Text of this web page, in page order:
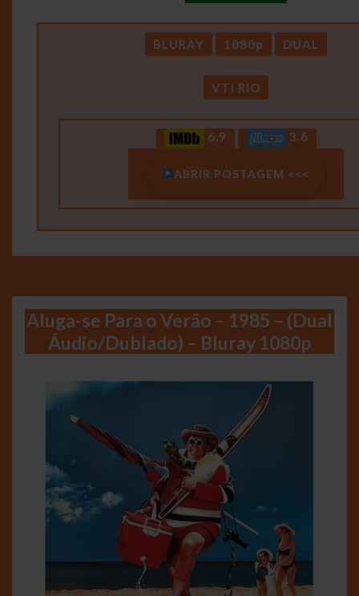
BLURAY 1080p DUAL
VTI RIO
6.9 3.6
ABRIR POSTAGEM <<<
Aluga-se Para o Verão – 1985 – (Dual
Áudio/Dublado) – Bluray 1080p